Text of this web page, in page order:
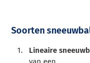
Soorten
Lineaire